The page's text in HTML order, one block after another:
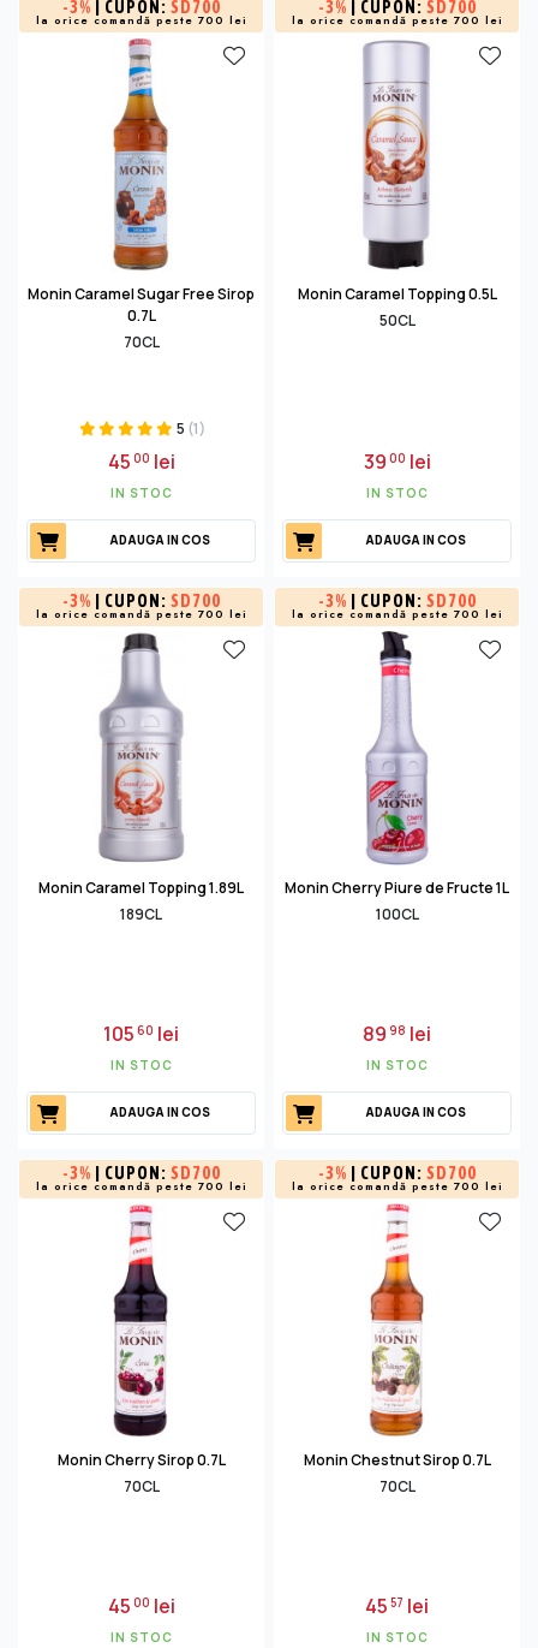
-3% | CUPON: SD700
la orice comandă peste 700 lei
Monin Caramel Sugar Free Sirop
0.7L
70CL
5 (1)
4500 lei
IN STOC
ADAUGA IN COS
-3% | CUPON: SD700
la orice comandă peste 700 lei
Monin Caramel Topping 0.5L
50CL
3900 lei
IN STOC
ADAUGA IN COS
-3% | CUPON: SD700
la orice comandă peste 700 lei
Monin Caramel Topping 1.89L
189CL
10560 lei
IN STOC
ADAUGA IN COS
-3% | CUPON: SD700
la orice comandă peste 700 lei
Monin Cherry Piure de Fructe 1L
100CL
8998 lei
IN STOC
ADAUGA IN COS
-3% | CUPON: SD700
la orice comandă peste 700 lei
Monin Cherry Sirop 0.7L
70CL
4500 lei
IN STOC
-3% | CUPON: SD700
la orice comandă peste 700 lei
Monin Chestnut Sirop 0.7L
70CL
4557 lei
IN STOC